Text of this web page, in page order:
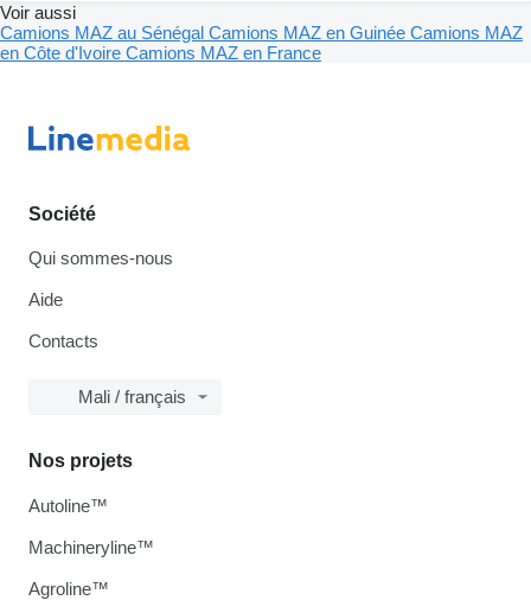
Voir aussi
Camions MAZ au Sénégal Camions MAZ en Guinée Camions MAZ
en Côte d'Ivoire Camions MAZ en France
Société
Qui sommes-nous
Aide
Contacts
Mali / français
Nos projets
Autoline™
Machineryline™
Agroline™